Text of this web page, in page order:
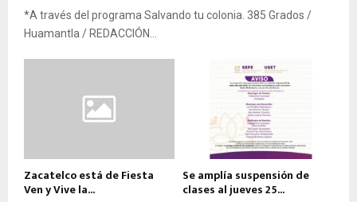
*A través del programa Salvando tu colonia. 385 Grados /
Huamantla / REDACCIÓN...
Zacatelco está de Fiesta
Ven y Vive la...
Se amplía suspensión de
clases al jueves 25...